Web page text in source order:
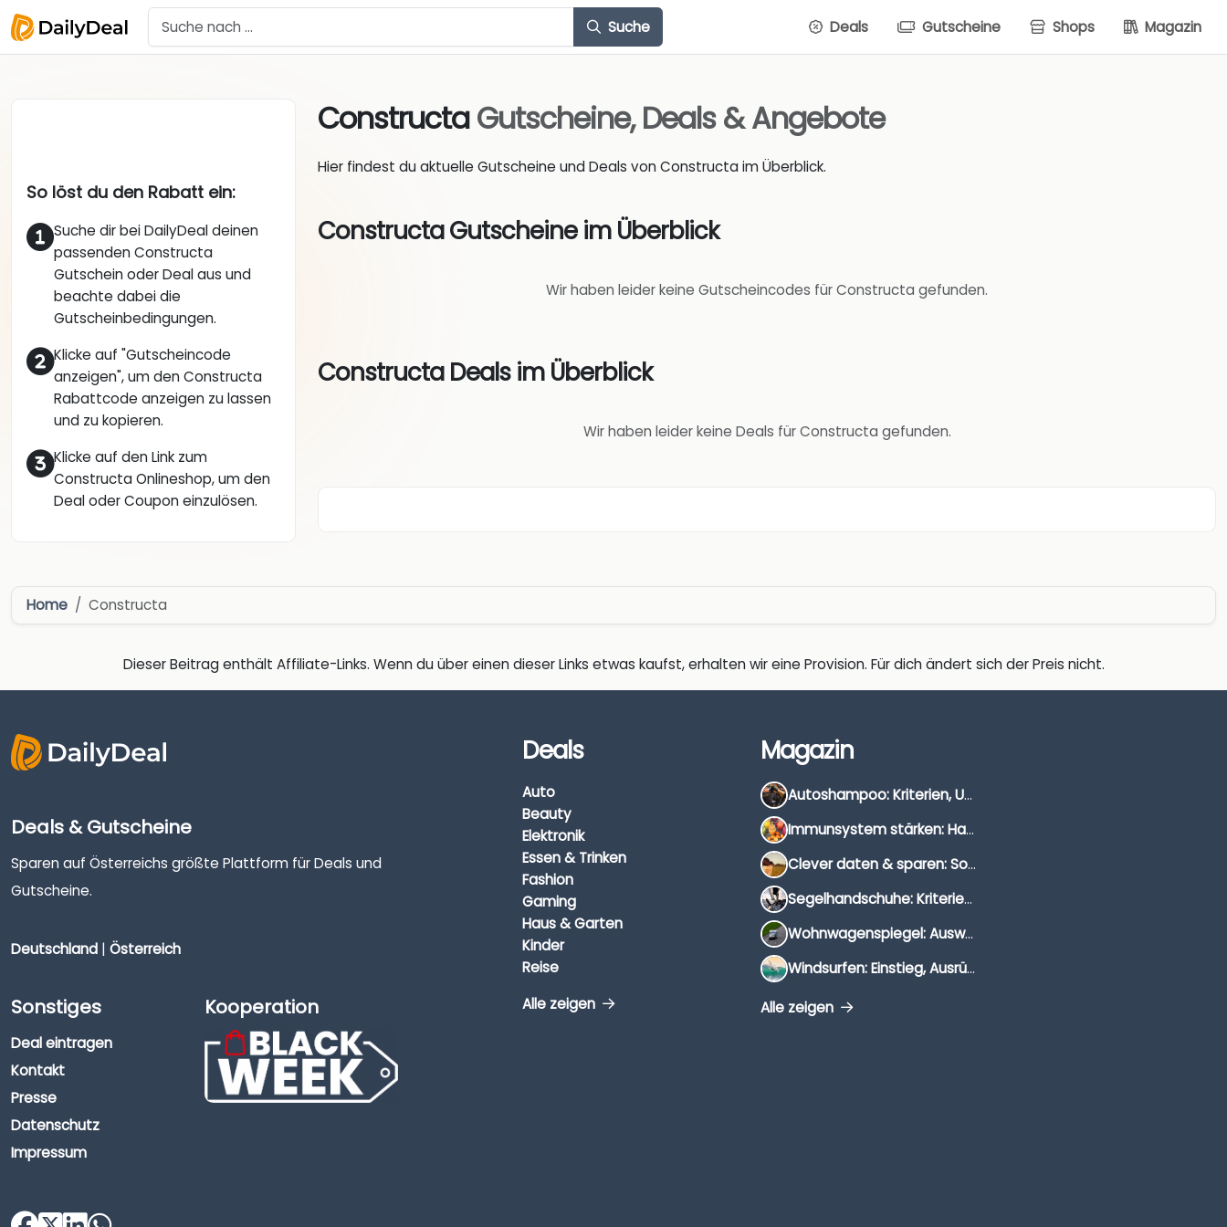
Suche Deals Gutscheine Shops Magazin
So löst du den Rabatt ein:
Suche dir bei DailyDeal deinen
passenden Constructa
Gutschein oder Deal aus und
beachte dabei die
Gutscheinbedingungen.
Klicke auf "Gutscheincode
anzeigen", um den Constructa
Rabattcode anzeigen zu lassen
und zu kopieren.
Klicke auf den Link zum
Constructa Onlineshop, um den
Deal oder Coupon einzulösen.
ConstructaGutscheine, Deals & Angebote
Hier findest du aktuelle Gutscheine und Deals von Constructa im Überblick.
Constructa Gutscheine im Überblick
Wir haben leider keine Gutscheincodes für Constructa gefunden.
Constructa Deals im Überblick
Wir haben leider keine Deals für Constructa gefunden.
Home Constructa
Dieser Beitrag enthält Affiliate-Links. Wenn du über einen dieser Links etwas kaufst, erhalten wir eine Provision. Für dich ändert sich der Preis nicht.
Deals & Gutscheine
Sparen auf Österreichs größte Plattform für Deals und
Gutscheine.
Deutschland | Österreich
Sonstiges
Deal eintragen
Kontakt
Presse
Datenschutz
Impressum
Kooperation
Deals
Auto
Beauty
Elektronik
Essen & Trinken
Fashion
Gaming
Haus & Garten
Kinder
Reise
Alle zeigen
Magazin
Autoshampoo: Kriterien, Unterschiede & Anwendung
Immunsystem stärken: Hausmittel, Vitamine & Wissenswertes
Clever daten & sparen: So findest du die besten Deals für Dates und Unternehmungen
Segelhandschuhe: Kriterien, Materialien & Tipps
Wohnwagenspiegel: Auswahl, Preise & Montage
Windsurfen: Einstieg, Ausrüstung & Tipps
Alle zeigen